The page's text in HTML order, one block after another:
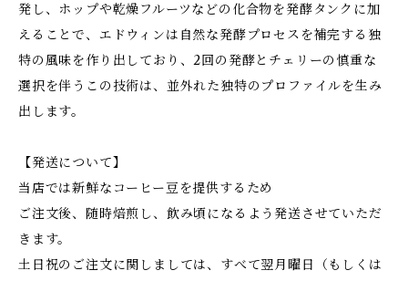
発し、ホップや乾燥フルーツなどの化合物を発酵タンクに加
えることで、エドウィンは自然な発酵プロセスを補完する独
特の風味を作り出しており、2回の発酵とチェリーの慎重な
選択を伴うこの技術は、並外れた独特のプロファイルを生み
出します。
【発送について】
当店では新鮮なコーヒー豆を提供するため
ご注文後、随時焙煎し、飲み頃になるよう発送させていただ
きます。
土日祝のご注文に関しましては、すべて翌月曜日（もしくは